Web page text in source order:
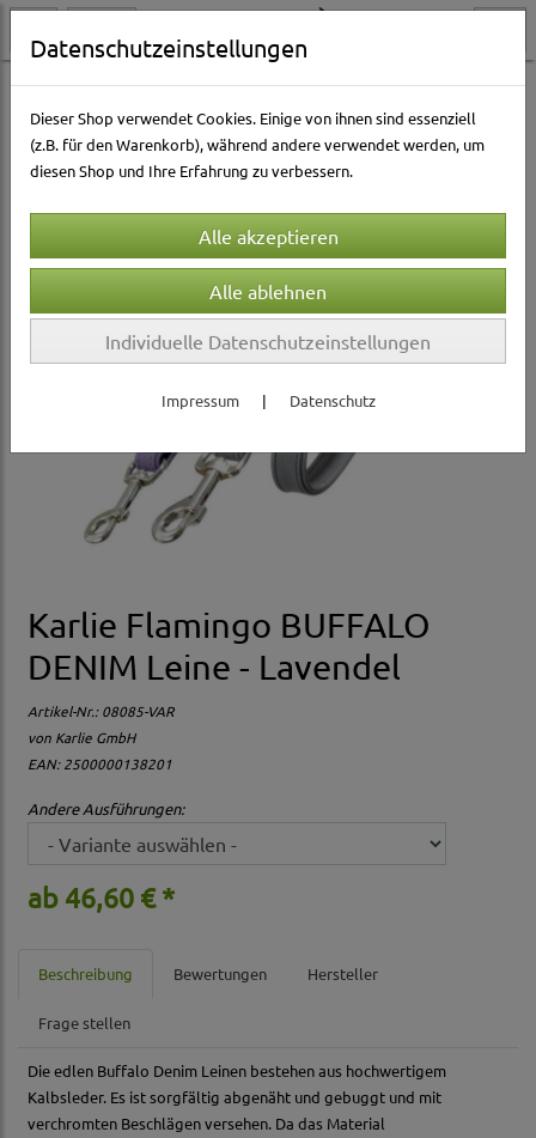
Hundewelt Halsbänder & Leinen Leinen Lederleinen
Karlie Flamingo BUFFALO
DENIM Leine - Lavendel
Artikel-Nr.:08085-VAR
von Karlie GmbH
EAN: 2500000138201
Andere Ausführungen:
ab 46,60 € *
Beschreibung Bewertungen Hersteller
Frage stellen
Die edlen Buffalo Denim Leinen bestehen aus hochwertigem
Kalbsleder. Es ist sorgfältig abgenäht und gebuggt und mit
verchromten Beschlägen versehen. Da das Material
Datenschutzeinstellungen
Dieser Shop verwendet Cookies. Einige von ihnen sind essenziell
(z.B. für den Warenkorb), während andere verwendet werden, um
diesen Shop und Ihre Erfahrung zu verbessern.
Individuelle Datenschutzeinstellungen
Impressum | Datenschutz